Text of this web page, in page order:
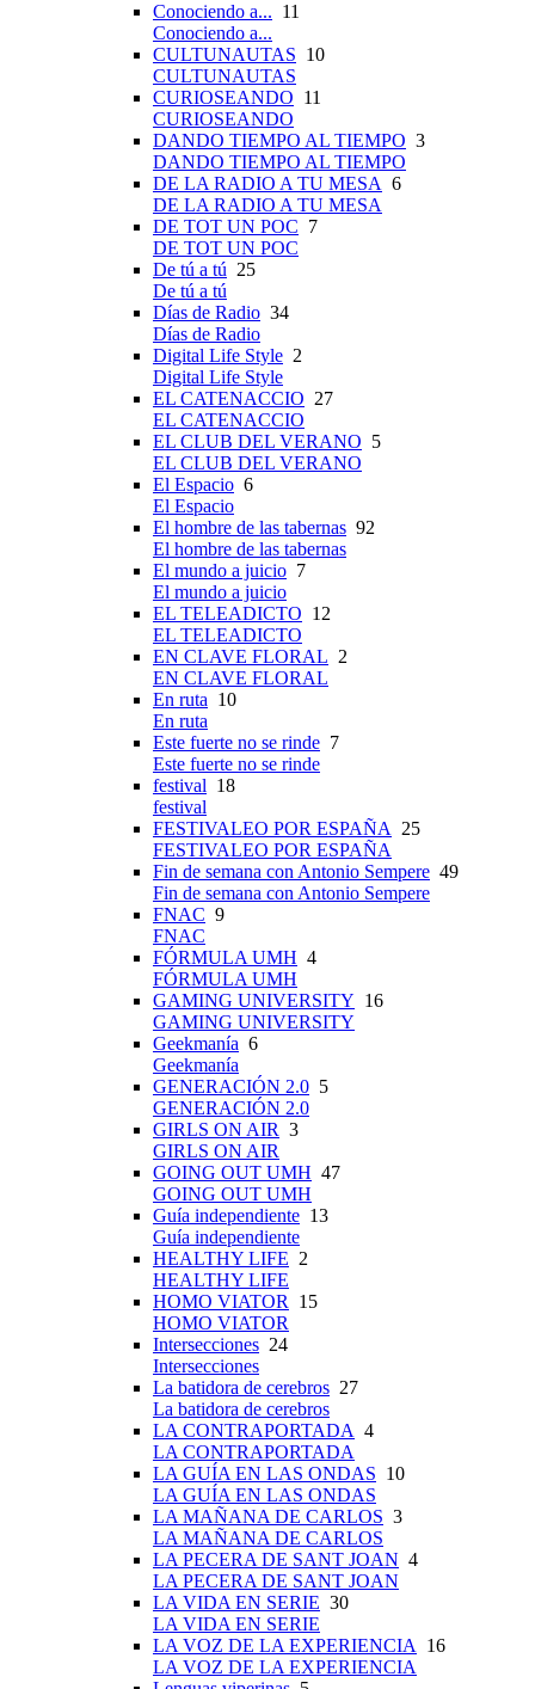
Conociendo a... 11
Conociendo a...
CULTUNAUTAS 10
CULTUNAUTAS
CURIOSEANDO 11
CURIOSEANDO
DANDO TIEMPO AL TIEMPO 3
DANDO TIEMPO AL TIEMPO
DE LA RADIO A TU MESA 6
DE LA RADIO A TU MESA
DE TOT UN POC 7
DE TOT UN POC
De tú a tú 25
De tú a tú
Días de Radio 34
Días de Radio
Digital Life Style 2
Digital Life Style
EL CATENACCIO 27
EL CATENACCIO
EL CLUB DEL VERANO 5
EL CLUB DEL VERANO
El Espacio 6
El Espacio
El hombre de las tabernas 92
El hombre de las tabernas
El mundo a juicio 7
El mundo a juicio
EL TELEADICTO 12
EL TELEADICTO
EN CLAVE FLORAL 2
EN CLAVE FLORAL
En ruta 10
En ruta
Este fuerte no se rinde 7
Este fuerte no se rinde
festival 18
festival
FESTIVALEO POR ESPAÑA 25
FESTIVALEO POR ESPAÑA
Fin de semana con Antonio Sempere 49
Fin de semana con Antonio Sempere
FNAC 9
FNAC
FÓRMULA UMH 4
FÓRMULA UMH
GAMING UNIVERSITY 16
GAMING UNIVERSITY
Geekmanía 6
Geekmanía
GENERACIÓN 2.0 5
GENERACIÓN 2.0
GIRLS ON AIR 3
GIRLS ON AIR
GOING OUT UMH 47
GOING OUT UMH
Guía independiente 13
Guía independiente
HEALTHY LIFE 2
HEALTHY LIFE
HOMO VIATOR 15
HOMO VIATOR
Intersecciones 24
Intersecciones
La batidora de cerebros 27
La batidora de cerebros
LA CONTRAPORTADA 4
LA CONTRAPORTADA
LA GUÍA EN LAS ONDAS 10
LA GUÍA EN LAS ONDAS
LA MAÑANA DE CARLOS 3
LA MAÑANA DE CARLOS
LA PECERA DE SANT JOAN 4
LA PECERA DE SANT JOAN
LA VIDA EN SERIE 30
LA VIDA EN SERIE
LA VOZ DE LA EXPERIENCIA 16
LA VOZ DE LA EXPERIENCIA